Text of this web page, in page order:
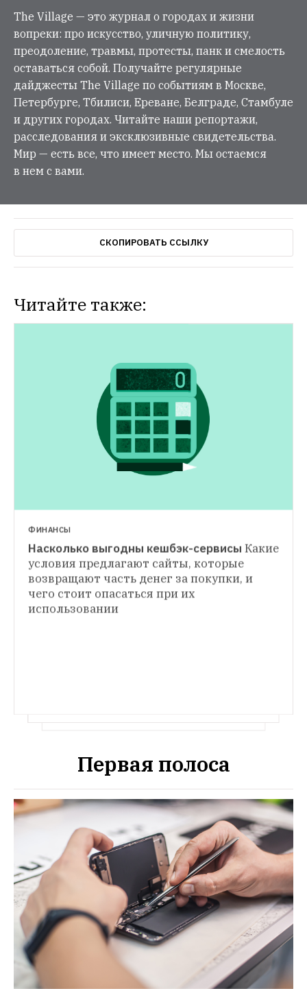
The Village — это журнал о городах и жизни
вопреки: про искусство, уличную политику,
преодоление, травмы, протесты, панк и смелость
оставаться собой. Получайте регулярные
дайджесты The Village по событиям в Москве,
Петербурге, Тбилиси, Ереване, Белграде, Стамбуле
и других городах. Читайте наши репортажи,
расследования и эксклюзивные свидетельства.
Мир — есть все, что имеет место. Мы остаемся
в нем с вами.
СКОПИРОВАТЬ ССЫЛКУ
Читайте также:
Центробанк понизил ключевую ставку
Следующее заседание по вопросам
денежно-кредитной политики намечено
ПРЕДПРИНИМАТЕЛИ
Natura Siberica: Как бизнесмен из 90-х
сделал международный бренд сибирской
косметики
Основатель компании Андрей Трубников
ФИНАНСЫ
Насколько выгодны кешбэк-сервисы Какие
условия предлагают сайты, которые
возвращают часть денег за покупки, и
чего стоит опасаться при их
использовании
Первая полоса